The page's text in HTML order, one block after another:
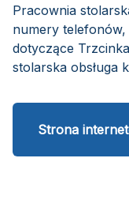
Pracownia
numery
dotyczące
stolarska obsługa
Strona